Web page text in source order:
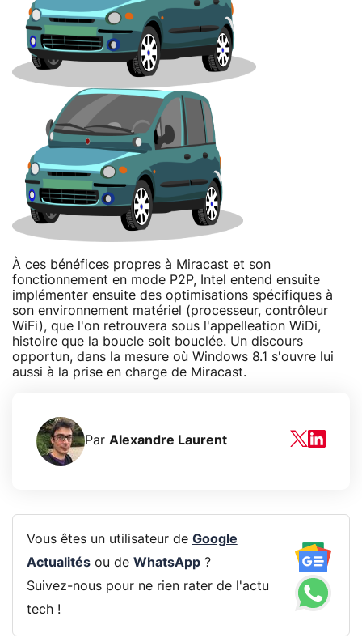
À ces bénéfices propres à Miracast et son
fonctionnement en mode P2P, Intel entend ensuite
implémenter ensuite des optimisations spécifiques à
son environnement matériel (processeur, contrôleur
WiFi), que l'on retrouvera sous l'appelleation WiDi,
histoire que la boucle soit bouclée. Un discours
opportun, dans la mesure où Windows 8.1 s'ouvre lui
aussi à la prise en charge de Miracast.
Par Alexandre Laurent
Vous êtes un utilisateur de Google
Actualitésou de WhatsApp?
Suivez-nous pour ne rien rater de l'actu
tech !